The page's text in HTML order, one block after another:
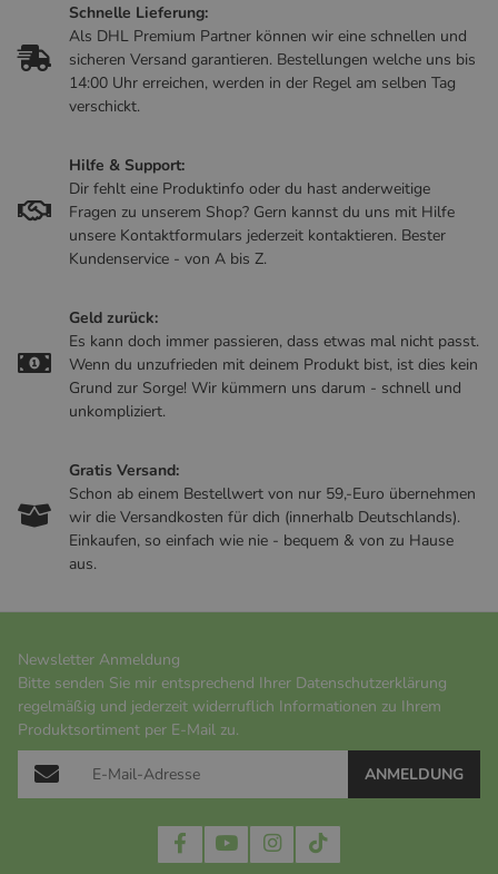
Schnelle Lieferung:
Als DHL Premium Partner können wir eine schnellen und
sicheren Versand garantieren. Bestellungen welche uns bis
14:00 Uhr erreichen, werden in der Regel am selben Tag
verschickt.
Hilfe & Support:
Dir fehlt eine Produktinfo oder du hast anderweitige
Fragen zu unserem Shop? Gern kannst du uns mit Hilfe
unsere Kontaktformulars jederzeit kontaktieren. Bester
Kundenservice - von A bis Z.
Geld zurück:
Es kann doch immer passieren, dass etwas mal nicht passt.
Wenn du unzufrieden mit deinem Produkt bist, ist dies kein
Grund zur Sorge! Wir kümmern uns darum - schnell und
unkompliziert.
Gratis Versand:
Schon ab einem Bestellwert von nur 59,-Euro übernehmen
wir die Versandkosten für dich (innerhalb Deutschlands).
Einkaufen, so einfach wie nie - bequem & von zu Hause
aus.
Newsletter Anmeldung
Bitte senden Sie mir entsprechend Ihrer Datenschutzerklärung
regelmäßig und jederzeit widerruflich Informationen zu Ihrem
Produktsortiment per E-Mail zu.
ANMELDUNG